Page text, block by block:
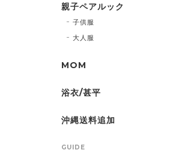
親子ペアルック
子供服
大人服
MOM
浴衣/甚平
沖縄送料追加
GUIDE